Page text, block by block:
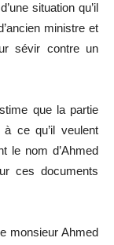
situation qu’il
ministre et
sévir contre un
que la partie
à ce qu’il veulent
le nom d’Ahmed
ces documents
monsieur Ahmed